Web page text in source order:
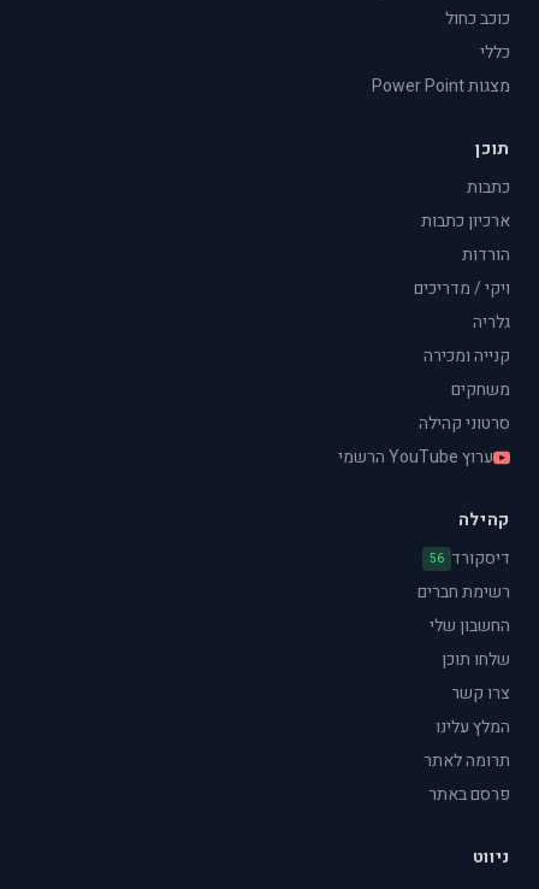
כוכב כחול
כללי
מצגות Power Point
תוכן
כתבות
ארכיון כתבות
הורדות
ויקי / מדריכים
גלריה
קנייה ומכירה
משחקים
סרטוני קהילה
ערוץ YouTube הרשמי
קהילה
דיסקורד 56
רשימת חברים
החשבון שלי
שלחו תוכן
צרו קשר
המלץ עלינו
תרומה לאתר
פרסם באתר
ניווט